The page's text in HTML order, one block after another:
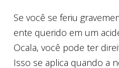
Se você se feriu
ente querido em um
Ocala, você pode ter
Isso se aplica quando a